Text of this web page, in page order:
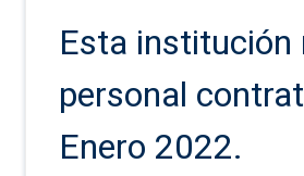
Esta institución
personal
Enero 2022.